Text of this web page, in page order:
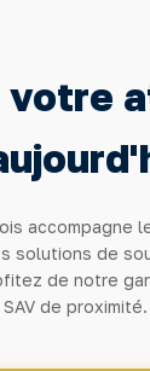
votre
accompagne
solutions de
de notre
de proximité.